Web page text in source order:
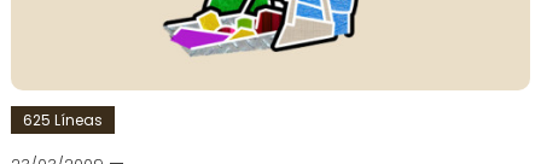
625 Líneas